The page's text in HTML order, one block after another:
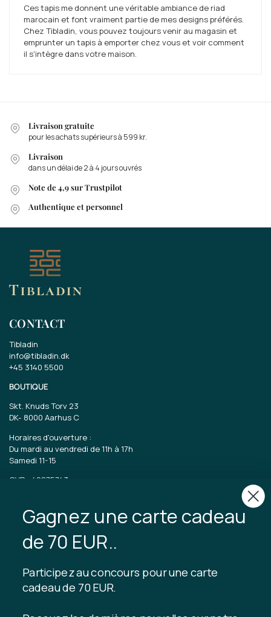
Ces tapis me donnent une véritable ambiance de riad
marocain et font vraiment partie de mes designs préférés.
Chez Tibladin, vous pouvez toujours venir au magasin et
emprunter un tapis à emporter chez vous et voir comment
il s'intègre dans votre maison.
Livraison gratuite
pour les achats supérieurs à 599 kr.
Livraison
dans un délai de 2 à 4 jours ouvrés
Note de 4,9 sur Trustpilot
Authentique et personnel
CONTACT
Tibladin
info@tibladin.dk
+45 3140 5500
BOUTIQUE
Skt. Knuds Torv 23
DK- 8000 Aarhus C
Horaires d'ouverture :
Du mardi au vendredi de 11h à 17h
Samedi 11-15
CVR : 40875743
TIBLADIN
À propos de Tibladin
Blog
Abonnez-vous au club client
Nous contacter
Gagnez une carte cadeau
de 70 EUR..
Participez au concours pour une carte
cadeau de 70 EUR.